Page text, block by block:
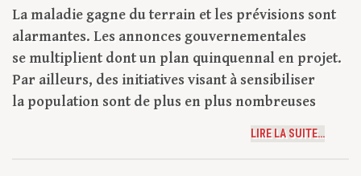
La maladie gagne du terrain et les prévisions sont
alarmantes. Les annonces gouvernementales
se multiplient dont un plan quinquennal en projet.
Par ailleurs, des initiatives visant à sensibiliser
la population sont de plus en plus nombreuses
LIRE LA SUITE…